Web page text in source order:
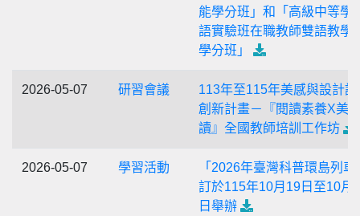
能學分班」和「高級中等學
語實驗班在職教師雙語教學
學分班」
2026-05-07 研習會議
113年至115年美感與設計課
創新計畫－『閱讀素養X美
讀』全國教師培訓工作坊
2026-05-07 學習活動
「2026年臺灣科普環島列車
訂於115年10月19日至10月
日舉辦